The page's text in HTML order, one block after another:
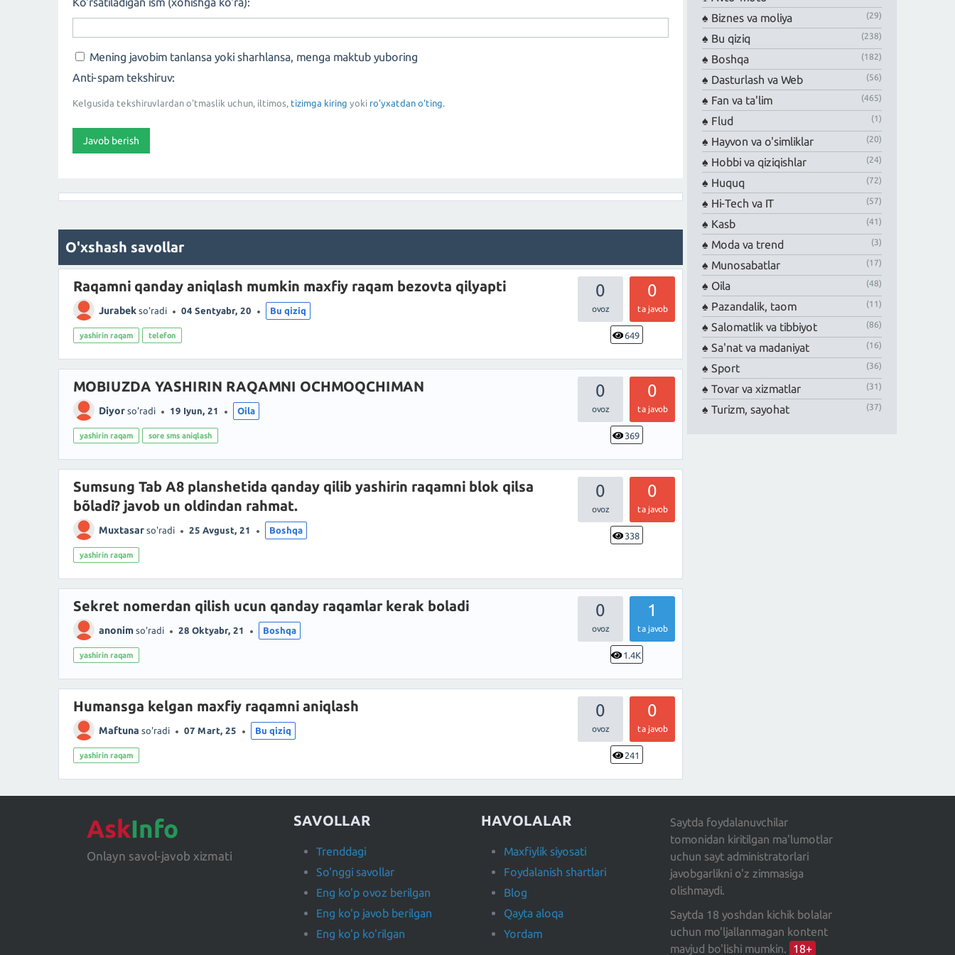
Mening javobim tanlansa yoki sharhlansa, menga maktub yuboring
Anti-spam tekshiruv:
Kelgusida tekshiruvlardan o'tmaslik uchun, iltimos, tizimga kiring yoki ro'yxatdan o'ting.
O'xshash savollar
0 0
ta javob
649
Raqamni qanday aniqlash mumkin maxfiy raqam bezovta qilyapti
Jurabek so'radi 04 Sentyabr, 20 Bu qiziq
yashirin raqam telefon
0 0
ta javob
369
MOBIUZDA YASHIRIN RAQAMNI OCHMOQCHIMAN
Diyor so'radi 19 Iyun, 21 Oila
yashirin raqam sore sms aniqlash
0 0
ta javob
338
Sumsung Tab A8 planshetida qanday qilib yashirin raqamni blok qilsa
bõladi? javob un oldindan rahmat.
Muxtasar so'radi 25 Avgust, 21 Boshqa
yashirin raqam
0 1
ta javob
1.4K
Sekret nomerdan qilish ucun qanday raqamlar kerak boladi
anonim so'radi 28 Oktyabr, 21 Boshqa
yashirin raqam
0 0
ta javob
241
Humansga kelgan maxfiy raqamni aniqlash
Maftuna so'radi 07 Mart, 25 Bu qiziq
yashirin raqam
Biznes va moliya (29)
Bu qiziq (238)
Boshqa (182)
Dasturlash va Web (56)
Fan va ta'lim (465)
Flud (1)
Hayvon va o'simliklar (20)
Hobbi va qiziqishlar (24)
Huquq (72)
Hi-Tech va IT (57)
Kasb (41)
Moda va trend (3)
Munosabatlar (17)
Oila (48)
Pazandalik, taom (11)
Salomatlik va tibbiyot (86)
Sa'nat va madaniyat (16)
Sport (36)
Tovar va xizmatlar (31)
Turizm, sayohat (37)
AskInfo
Onlayn savol-javob xizmati
SAVOLLAR
Trenddagi
So'nggi savollar
Eng ko'p ovoz berilgan
Eng ko'p javob berilgan
Eng ko'p ko'rilgan
HAVOLALAR
Maxfiylik siyosati
Foydalanish shartlari
Blog
Qayta aloqa
Yordam
Saytda foydalanuvchilar
tomonidan kiritilgan ma'lumotlar
uchun sayt administratorlari
javobgarlikni o'z zimmasiga
olishmaydi.
Saytda 18 yoshdan kichik bolalar
uchun mo'ljallanmagan kontent
mavjud bo'lishi mumkin.
18+